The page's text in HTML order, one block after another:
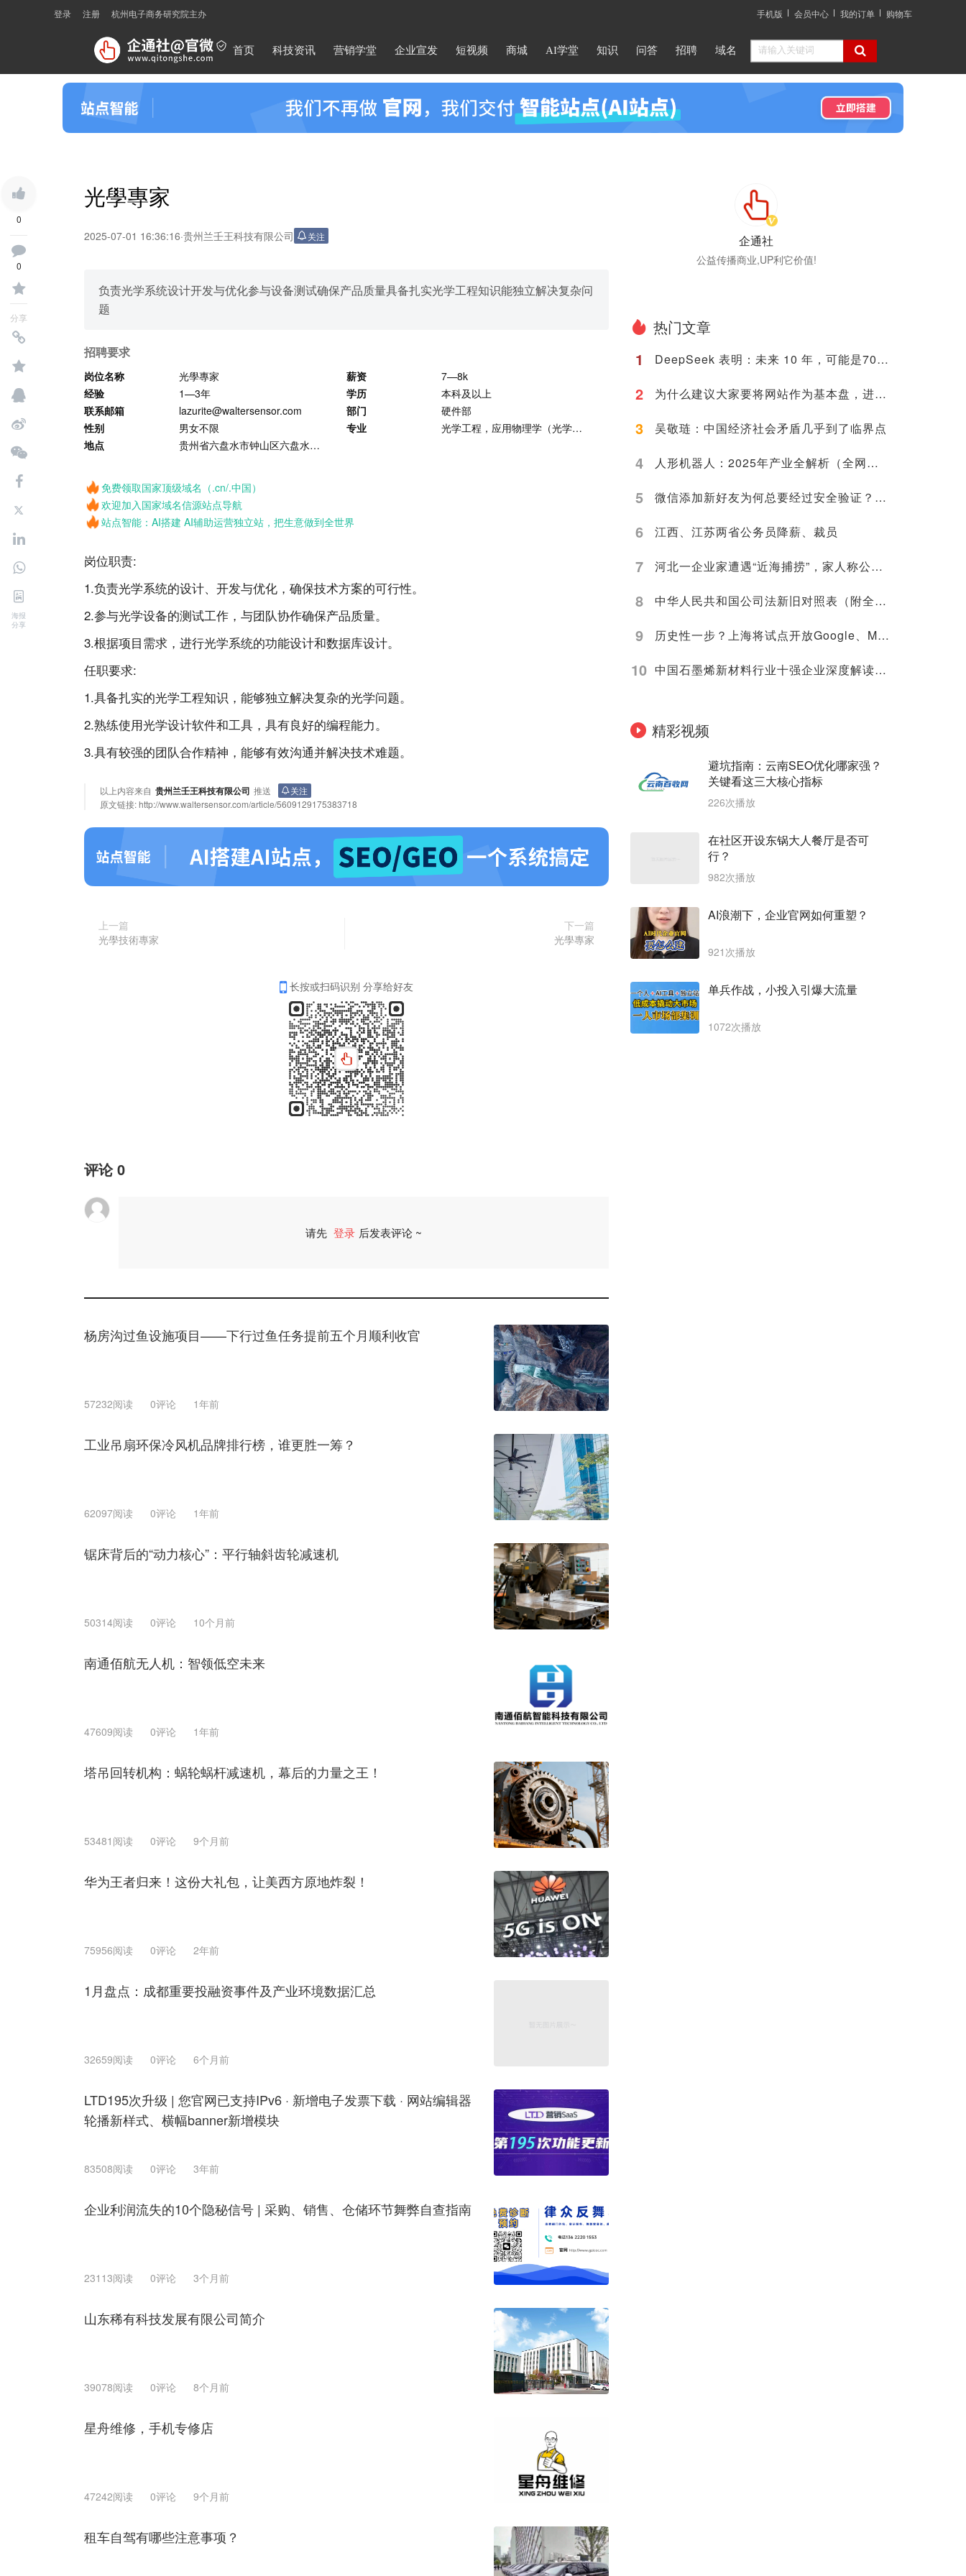
登录 注册 杭州电子商务研究院主办 手机版 会员中心 我的订单 购物车
首页 科技资讯 营销学堂 企业宣发 短视频 商城 AI学堂 知识 问答 招聘 域名
0
0
分享
海报
分享
光學專家
2025-07-01 16:36:16·贵州兰壬王科技有限公司 关注
负责光学系统设计开发与优化参与设备测试确保产品质量具备扎实光学工程知识能独立解决复杂问
题
招聘要求
岗位名称 光學專家 薪资
7—8k
经验
1—3年 学历
本科及以上
联系邮箱
lazurite@waltersensor.com 部门
硬件部
性别
男女不限 专业
光学工程，应用物理学（光学方向），光电子学
地点
贵州省六盘水市钟山区六盘水师范学院朝阳校区
免费领取国家顶级域名（.cn/.中国）
欢迎加入国家域名信源站点导航
站点智能：AI搭建 AI辅助运营独立站，把生意做到全世界
岗位职责:
1.负责光学系统的设计、开发与优化，确保技术方案的可行性。
2.参与光学设备的测试工作，与团队协作确保产品质量。
3.根据项目需求，进行光学系统的功能设计和数据库设计。
任职要求:
1.具备扎实的光学工程知识，能够独立解决复杂的光学问题。
2.熟练使用光学设计软件和工具，具有良好的编程能力。
3.具有较强的团队合作精神，能够有效沟通并解决技术难题。
以上内容来自 贵州兰壬王科技有限公司 推送
关注
原文链接:http://www.waltersensor.com/article/5609129175383718
上一篇
光學技術專家
下一篇
光學專家
长按或扫码识别 分享给好友
评论0
请先 登录 后发表评论 ~
杨房沟过鱼设施项目——下行过鱼任务提前五个月顺利收官
57232阅读 0评论 1年前
工业吊扇环保冷风机品牌排行榜，谁更胜一筹？
62097阅读 0评论 1年前
锯床背后的“动力核心”：平行轴斜齿轮减速机
50314阅读 0评论 10个月前
南通佰航无人机：智领低空未来
47609阅读 0评论 1年前
塔吊回转机构：蜗轮蜗杆减速机，幕后的力量之王！
53481阅读 0评论 9个月前
华为王者归来！这份大礼包，让美西方原地炸裂！
75956阅读 0评论 2年前
1月盘点：成都重要投融资事件及产业环境数据汇总
32659阅读 0评论 6个月前
LTD195次升级 | 您官网已支持IPv6 · 新增电子发票下载 · 网站编辑器
轮播新样式、横幅banner新增模块
83508阅读 0评论 3年前
企业利润流失的10个隐秘信号 | 采购、销售、仓储环节舞弊自查指南
23113阅读 0评论 3个月前
山东稀有科技发展有限公司简介
39078阅读 0评论 8个月前
星舟维修，手机专修店
47242阅读 0评论 9个月前
租车自驾有哪些注意事项？
企通社
公益传播商业,UP利它价值!
热门文章
1
DeepSeek 表明：未来 10 年，可能是70后80后最艰难的10 年
2 为什么建议大家要将网站作为基本盘，进来看看是否有道理再喷
3 吴敬琏：中国经济社会矛盾几乎到了临界点
4 人形机器人：2025年产业全解析（全网最全国内外玩家排行&细分龙头）
5 微信添加新好友为何总要经过安全验证？背后原因深度解析
6 江西、江苏两省公务员降薪、裁员
7 河北一企业家遭遇“近海捕捞”，家人称公司账上10.9亿现金惹祸
8 中华人民共和国公司法新旧对照表（附全文）
9 历史性一步？上海将试点开放Google、Meta等国际平台访问！
10 中国石墨烯新材料行业十强企业深度解读（2025）
精彩视频
避坑指南：云南SEO优化哪家强？
关键看这三大核心指标
226次播放
在社区开设东锅大人餐厅是否可
行？
982次播放
AI浪潮下，企业官网如何重塑？
921次播放
单兵作战，小投入引爆大流量
1072次播放